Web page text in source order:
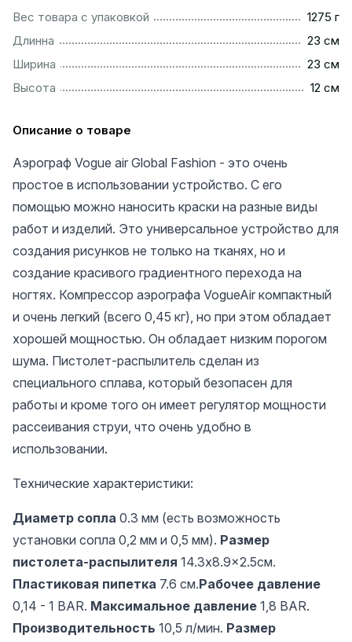
Вес товара с упаковкой
1275 г
Длинна
23 см
Ширина
23 см
Высота
12 см
Описание о товаре
Аэрограф Vogue air Global Fashion - это очень
простое в использовании устройство. С его
помощью можно наносить краски на разные виды
работ и изделий. Это универсальное устройство для
создания рисунков не только на тканях, но и
создание красивого градиентного перехода на
ногтях. Компрессор аэрографа VogueAir компактный
и очень легкий (всего 0,45 кг), но при этом обладает
хорошей мощностью. Он обладает низким порогом
шума. Пистолет-распылитель сделан из
специального сплава, который безопасен для
работы и кроме того он имеет регулятор мощности
рассеивания струи, что очень удобно в
использовании.
Технические характеристики:
Диаметр сопла 0.3 мм (есть возможность
установки сопла 0,2 мм и 0,5 мм). Размер
пистолета-распылителя 14.3x8.9x2.5см.
Пластиковая пипетка 7.6 см.Рабочее давление
0,14 - 1 BAR. Максимальное давление 1,8 BAR.
Производительность 10,5 л/мин. Размер